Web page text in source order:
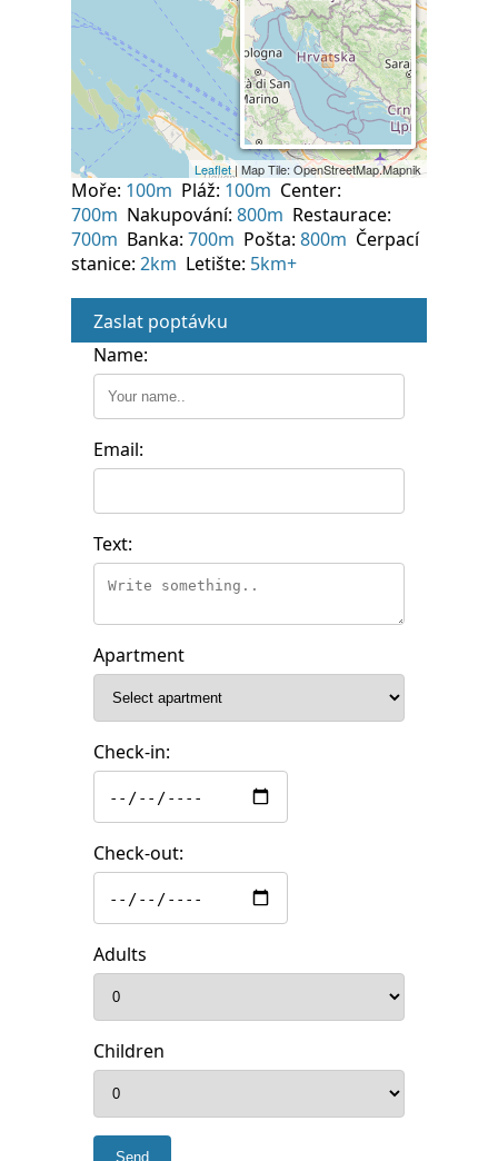
Moře: 100m Pláž: 100m Center:
700m Nakupování: 800m Restaurace:
700m Banka: 700m Pošta: 800m Čerpací
stanice: 2km Letište: 5km+
Zaslat poptávku
Name:
Email:
Text:
Apartment
Check-in:
Check-out:
Adults
Children